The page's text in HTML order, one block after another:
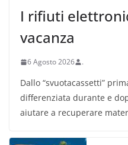
I rifiuti
vacanza
6 Agosto 2026 .
Dallo “svuotacassetti”
differenziata durante e
aiutare a recuperare